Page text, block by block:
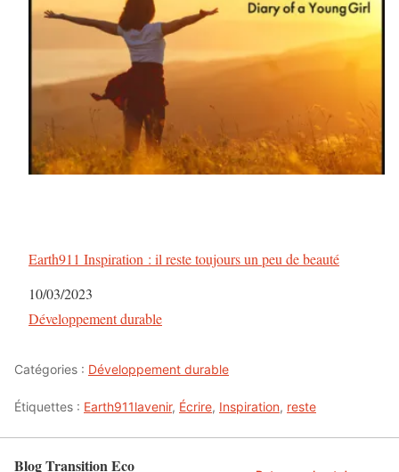
Earth911 Inspiration : il reste toujours un peu de beauté
Date
10/03/2023
Par rapport à
Développement durable
Catégories : Développement durable
Étiquettes : Earth911lavenir, Écrire, Inspiration, reste
Blog Transition Eco